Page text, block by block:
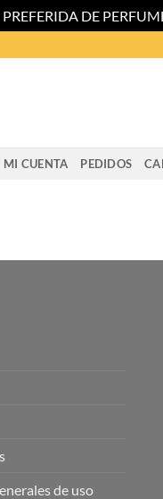
DE
MI CUENTA PEDIDOS
de uso